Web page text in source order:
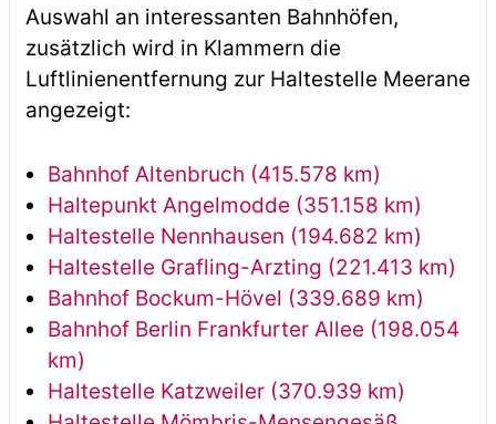
Auswahl an interessanten Bahnhöfen,
zusätzlich wird in Klammern die
Luftlinienentfernung zur Haltestelle Meerane
angezeigt:
Bahnhof Altenbruch (415.578 km)
Haltepunkt Angelmodde (351.158 km)
Haltestelle Nennhausen (194.682 km)
Haltestelle Grafling-Arzting (221.413 km)
Bahnhof Bockum-Hövel (339.689 km)
Bahnhof Berlin Frankfurter Allee (198.054
km)
Haltestelle Katzweiler (370.939 km)